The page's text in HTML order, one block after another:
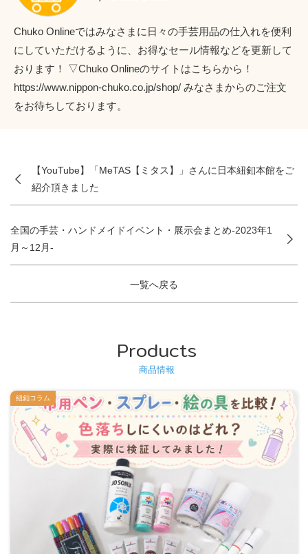
Chuko Onlineではみなさまに日々の手芸用品の仕入れを便利
にしていただけるように、お得なセール情報などを更新して
おります！ ▽Chuko Onlineのサイトはこちらから！
https://www.nippon-chuko.co.jp/shop/ みなさまからのご注文
をお待ちしております。
【YouTube】「MeTAS【ミタス】」さんに日本紐釦本館をご
紹介頂きました
一覧へ戻る
全国の手芸・ハンドメイドイベント・展示会まとめ-2023年1
月～12月-
Products
商品情報
紐釦コラム